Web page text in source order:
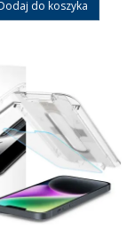
do koszyka